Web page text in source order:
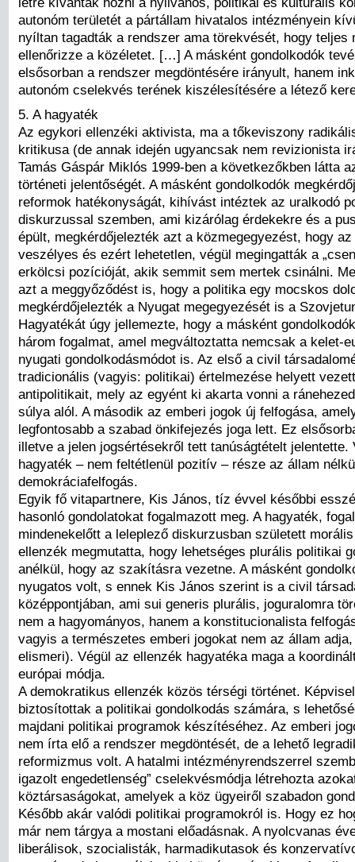
autonóm területét a pártállam hivatalos intézményein
nyíltan tagadták a rendszer ama törekvését, hogy teljes
ellenőrizze a közéletet. […] A másként gondolkodók
elsősorban a rendszer megdöntésére irányult, hanem
autonóm cselekvés terének kiszélesítésére a létező
5. A hagyaték
Az egykori ellenzéki aktivista, ma a tőkeviszony
kritikusa (de annak idején ugyancsak nem revizionista
Tamás Gáspár Miklós 1999-ben a következőkben látta
történeti jelentőségét. A másként gondolkodók
reformok hatékonyságát, kihívást intéztek az uralkodó
diskurzussal szemben, ami kizárólag érdekekre és a
épült, megkérdőjelezték azt a közmegegyezést, hogy
veszélyes és ezért lehetetlen, végül megingatták a
erkölcsi pozícióját, akik semmit sem mertek csinálni.
azt a meggyőződést is, hogy a politika egy mocskos
megkérdőjelezték a Nyugat megegyezését is a
Hagyatékát úgy jellemezte, hogy a másként
három fogalmat, amel megváltoztatta nemcsak a kelet-
nyugati gondolkodásmódot is. Az első a civil
tradicionális (vagyis: politikai) értelmezése helyett
antipolitikait, mely az egyént ki akarta vonni a
súlya alól. A második az emberi jogok új felfogása,
legfontosabb a szabad önkifejezés joga lett. Ez
illetve a jelen jogsértésekről tett tanúságtételt jelentette.
hagyaték – nem feltétlenül pozitív – része az állam
demokráciafelfogás.
Egyik fő vitapartnere, Kis János, tíz évvel későbbi
hasonló gondolatokat fogalmazott meg. A hagyaték,
mindenekelőtt a leleplező diskurzusban született
ellenzék megmutatta, hogy lehetséges plurális politikai
anélkül, hogy az szakításra vezetne. A másként
nyugatos volt, s ennek Kis János szerint is a civil
középpontjában, ami sui generis plurális, joguralomra
nem a hagyományos, hanem a konstitucionalista
vagyis a természetes emberi jogokat nem az állam
elismeri). Végül az ellenzék hagyatéka maga a
európai módja.
A demokratikus ellenzék közös térségi történet.
biztosítottak a politikai gondolkodás számára, s
majdani politikai programok készítéséhez. Az emberi
nem írta elő a rendszer megdöntését, de a lehető
reformizmus volt. A hatalmi intézményrendszerrel
igazolt engedetlenség” cselekvésmódja létrehozta
köztársaságokat, amelyek a köz ügyeiről szabadon
Később akár valódi politikai programokról is. Hogy ez
már nem tárgya a mostani előadásnak. A nyolcvanas
liberálisok, szocialisták, harmadikutasok és